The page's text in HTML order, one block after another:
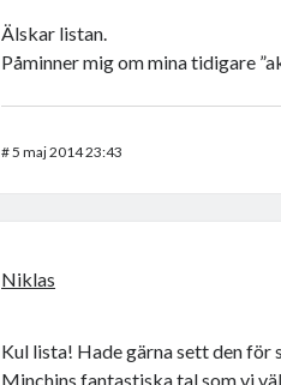
Älskar listan.
Påminner mig om mina tidigare
#5 maj 2014 23:43
Niklas
Kul lista! Hade gärna sett den för
Minchins fantastiskatalsom vi